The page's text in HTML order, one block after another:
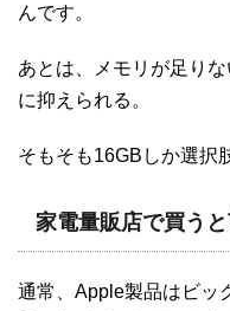
んです。
あとは、メモリが足り
に抑えられる。
そもそも16GBしか選択
家電量販店で買う
通常、Apple製品はビッ